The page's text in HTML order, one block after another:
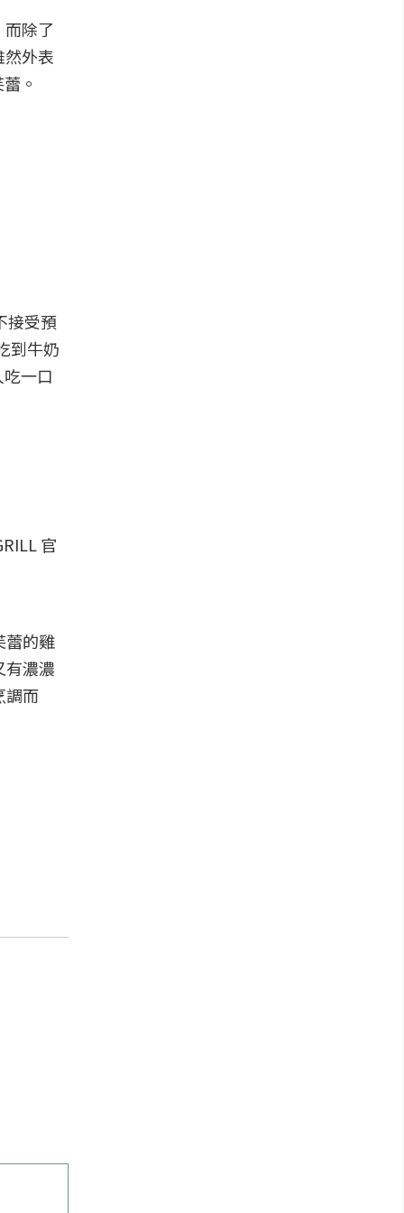
除了
然外表
。
接受預
到牛奶
一口
蕾的雞
有濃濃
調而